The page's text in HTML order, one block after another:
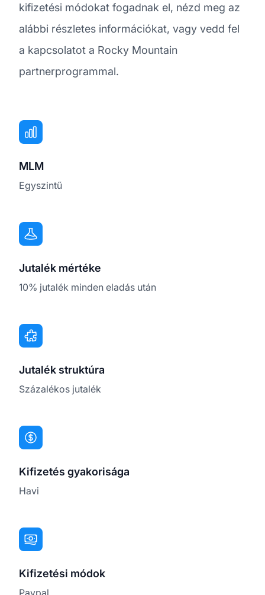
kifizetési módokat fogadnak el, nézd meg az
alábbi részletes információkat, vagy vedd fel
a kapcsolatot a Rocky Mountain
partnerprogrammal.
MLM
Egyszintű
Jutalék mértéke
10% jutalék minden eladás után
Jutalék struktúra
Százalékos jutalék
Kifizetés gyakorisága
Havi
Kifizetési módok
Paypal